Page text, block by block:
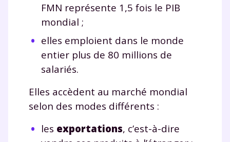
FMN représente 1,5 fois le PIB
mondial ;
elles emploient dans le monde
entier plus de 80 millions de
salariés.
Elles accèdent au marché mondial
selon des modes différents :
les exportations, c’est-à-dire